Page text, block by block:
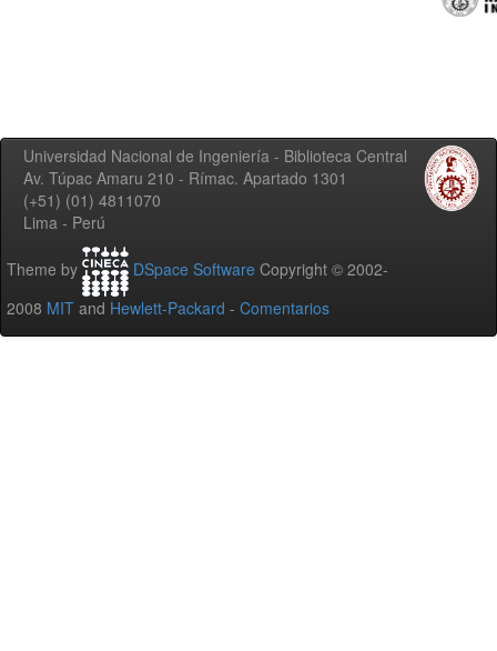
Universidad Nacional de Ingeniería - Biblioteca Central
Av. Túpac Amaru 210 - Rímac. Apartado 1301
(+51) (01) 4811070
Lima - Perú
Theme by DSpace Software Copyright © 2002-
2008 MIT and Hewlett-Packard - Comentarios